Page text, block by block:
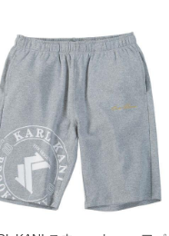
た、お客様がご使用の環境（コ
る場合がございます。予めご了承
ますので店頭での売り違い、店
掛けしてしまう場合がございま
すが、もしあった場合速やかにご